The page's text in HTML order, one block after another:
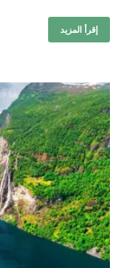
إقرأ المزيد